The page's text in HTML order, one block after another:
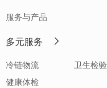
服务与产品
多元服务
冷链物流 卫生检验
健康体检